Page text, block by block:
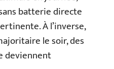
batterie directe
À l’inverse,
le soir, des
deviennent